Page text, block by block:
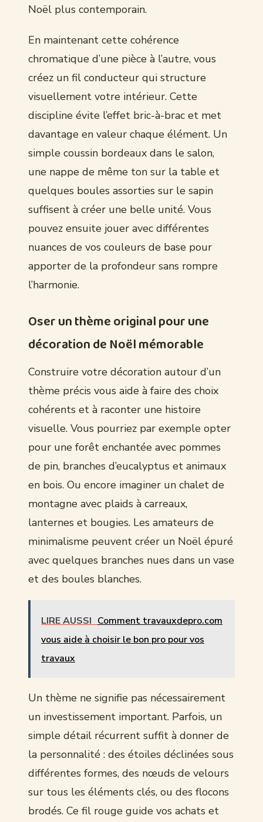
Noël plus contemporain.
En maintenant cette cohérence
chromatique d’une pièce à l’autre, vous
créez un fil conducteur qui structure
visuellement votre intérieur. Cette
discipline évite l’effet bric-à-brac et met
davantage en valeur chaque élément. Un
simple coussin bordeaux dans le salon,
une nappe de même ton sur la table et
quelques boules assorties sur le sapin
suffisent à créer une belle unité. Vous
pouvez ensuite jouer avec différentes
nuances de vos couleurs de base pour
apporter de la profondeur sans rompre
l’harmonie.
Oser un thème original pour une
décoration de Noël mémorable
Construire votre décoration autour d’un
thème précis vous aide à faire des choix
cohérents et à raconter une histoire
visuelle. Vous pourriez par exemple opter
pour une forêt enchantée avec pommes
de pin, branches d’eucalyptus et animaux
en bois. Ou encore imaginer un chalet de
montagne avec plaids à carreaux,
lanternes et bougies. Les amateurs de
minimalisme peuvent créer un Noël épuré
avec quelques branches nues dans un vase
et des boules blanches.
LIRE AUSSI Comment travauxdepro.com
vous aide à choisir le bon pro pour vos
travaux
Un thème ne signifie pas nécessairement
un investissement important. Parfois, un
simple détail récurrent suffit à donner de
la personnalité : des étoiles déclinées sous
différentes formes, des nœuds de velours
sur tous les éléments clés, ou des flocons
brodés. Ce fil rouge guide vos achats et